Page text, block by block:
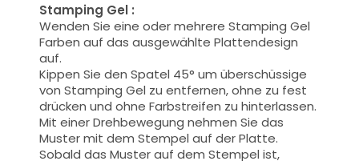
Stamping Gel :
Wenden Sie eine oder mehrere Stamping Gel
Farben auf das ausgewählte Plattendesign
auf.
Kippen Sie den Spatel 45° um überschüssige
von Stamping Gel zu entfernen, ohne zu fest
drücken und ohne Farbstreifen zu hinterlassen.
Mit einer Drehbewegung nehmen Sie das
Muster mit dem Stempel auf der Platte.
Sobald das Muster auf dem Stempel ist,